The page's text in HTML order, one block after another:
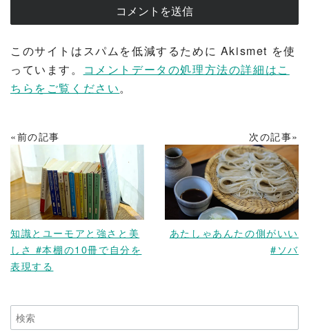
このサイトはスパムを低減するために Akismet を使
っています。
コメントデータの処理方法の詳細はこ
ちらをご覧ください。
«前の記事
READ MORE
知識とユーモアと強さと美
しさ #本棚の10冊で自分を
表現する
次の記事»
READ MORE
あたしゃあんたの側がいい
#ソバ